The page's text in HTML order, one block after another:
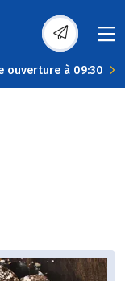
ouverture à 09:30